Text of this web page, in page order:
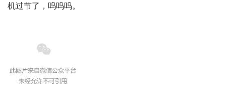
机过节了，呜呜呜。